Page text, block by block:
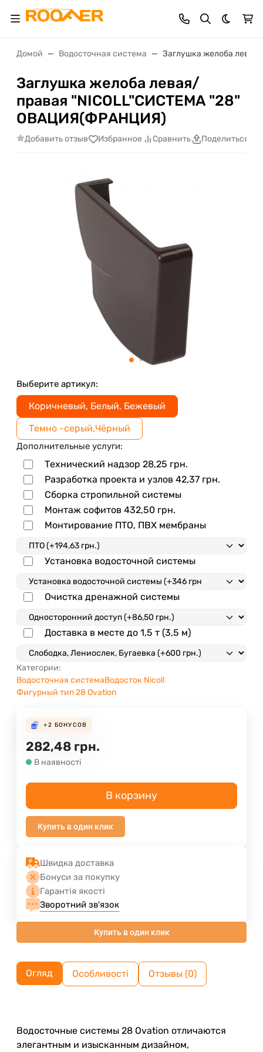
Темная
Домой Водосточная система Заглушка желоба
Заглушка желоба левая/
правая "NICOLL"СИСТЕМА "28"
ОВАЦИЯ(ФРАНЦИЯ)
Добавить отзыв Избранное Сравнить Поделиться
Выберите артикул:
Коричневый, Белый, Бежевый
Темно -серый,Чёрный
Дополнительные услуги:
Технический надзор 28,25 грн.
Разработка проекта и узлов 42,37 грн.
Сборка стропильной системы
Монтаж софитов 432,50 грн.
Монтирование ПТО, ПВХ мембраны
Установка водосточной системы
Очистка дренажной системы
Доставка в месте до 1,5 т (3,5 м)
Категории:
Водосточная системаВодосток Nicoll
Фигурный тип 28 Ovation
+2 БОНУСОВ
282,48 грн.
В наявності
В корзину
Купить в один клик
Швидка доставка
Бонуси за покупку
Гарантія якості
Зворотний зв'язок
Купить в один клик
Огляд Особливості Отзывы (0)
Водосточные системы 28 Ovation отличаются
элегантным и изысканным дизайном,